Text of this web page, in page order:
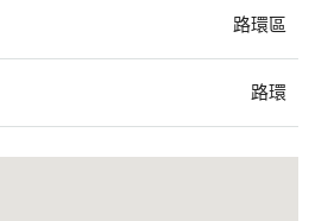
路環區
路環